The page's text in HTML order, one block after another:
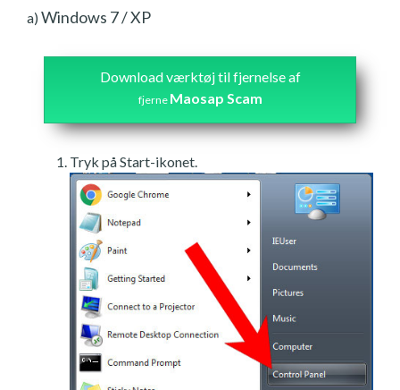
a) Windows 7 / XP
Download værktøj til fjernelse af
fjerne Maosap Scam
Tryk på Start-ikonet.